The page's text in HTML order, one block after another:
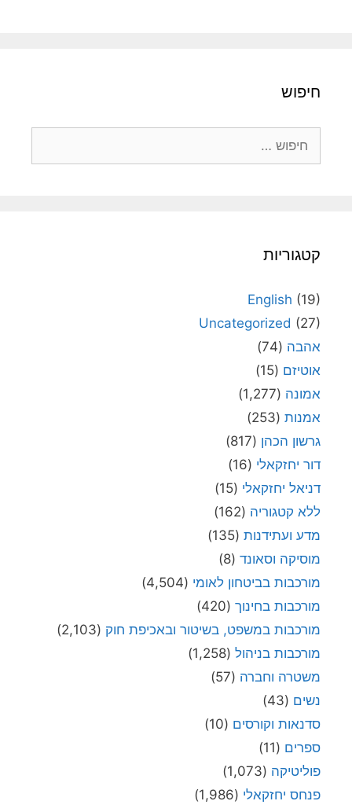
חיפוש
קטגוריות
English (19)
Uncategorized (27)
אהבה (74)
אוטיזם (15)
אמונה (1,277)
אמנות (253)
גרשון הכהן (817)
דור יחזקאלי (16)
דניאל יחזקאלי (15)
ללא קטגוריה (162)
מדע ועתידנות (135)
מוסיקה וסאונד (8)
מורכבות בביטחון לאומי (4,504)
מורכבות בחינוך (420)
מורכבות במשפט, בשיטור ובאכיפת חוק (2,103)
מורכבות בניהול (1,258)
משטרה וחברה (57)
נשים (43)
סדנאות וקורסים (10)
ספרים (11)
פוליטיקה (1,073)
פנחס יחזקאלי (1,986)